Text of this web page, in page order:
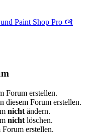
Paint Shop Pro 🙧
Forum erstellen.
diesem Forum erstellen.
nicht ändern.
nicht löschen.
erstellen.